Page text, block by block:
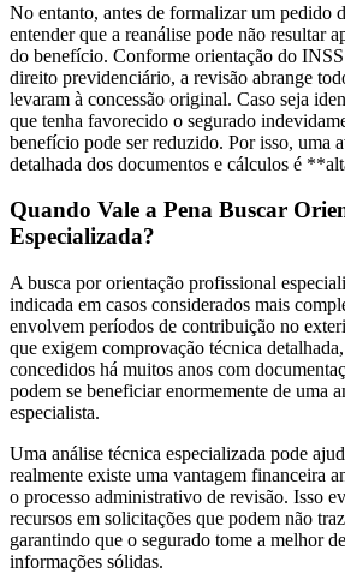
No entanto, antes de formalizar um pedido
entender que a reanálise pode não resultar
do benefício. Conforme orientação do INSS
direito previdenciário, a revisão abrange
levaram à concessão original. Caso seja
que tenha favorecido o segurado
benefício pode ser reduzido. Por isso, uma
detalhada dos documentos e cálculos é
Quando Vale a Pena Buscar
Especializada?
A busca por orientação profissional
indicada em casos considerados mais
envolvem períodos de contribuição no
que exigem comprovação técnica
concedidos há muitos anos com
podem se beneficiar enormemente de uma
especialista.
Uma análise técnica especializada pode
realmente existe uma vantagem financeira
o processo administrativo de revisão. Isso
recursos em solicitações que podem não
garantindo que o segurado tome a melhor
informações sólidas.